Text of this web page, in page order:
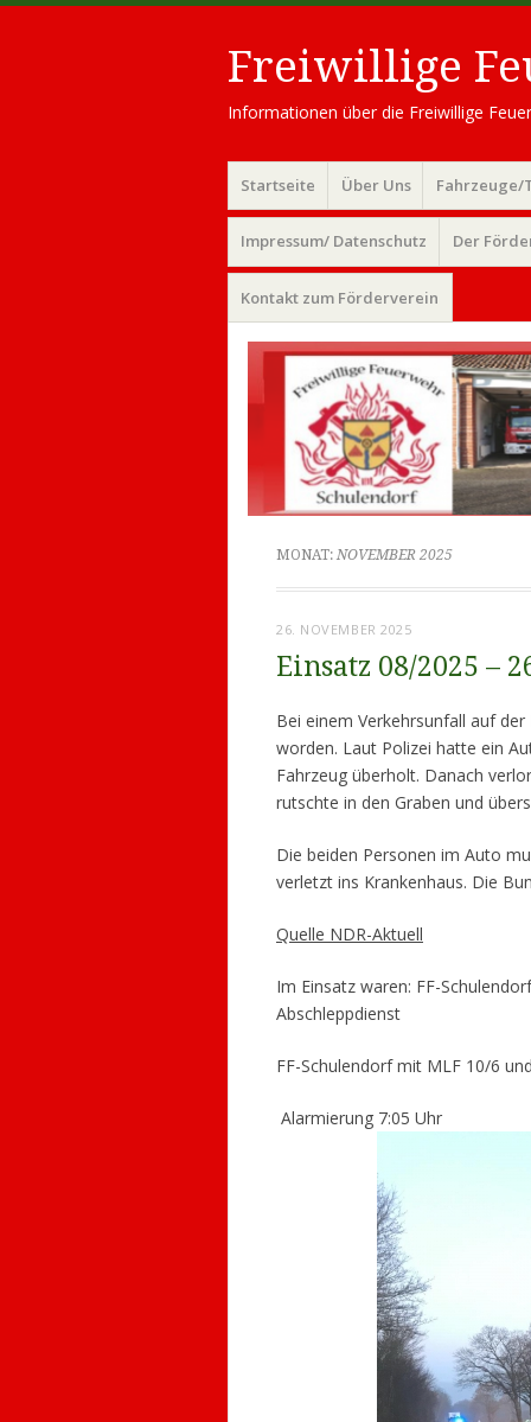
Freiwillige
Informationen über die Freiwillige
Menü
Zum
Inhalt
springen
Startseite Über Uns Fahrzeuge/
Impressum/ Datenschutz Der
Kontakt zum Förderverein
MONAT: NOVEMBER 2025
26. NOVEMBER 2025
Einsatz 08/2025 –
Bei einem Verkehrsunfall auf
worden. Laut Polizei hatte ein
Fahrzeug überholt. Danach
rutschte in den Graben und
Die beiden Personen im Auto
verletzt ins Krankenhaus. Die
Quelle NDR-Aktuell
Im Einsatz waren: FF-
Abschleppdienst
FF-Schulendorf mit MLF 10/6
Alarmierung 7:05 Uhr